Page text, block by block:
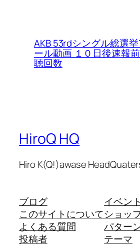
AKB 53rdシングル総選
ール動画 １０日後速報
聴回数
HiroQ HQ
Hiro K(Q!)awase
ブログ
このサイトについて
よくある質問
投稿者
イベント
ショッ
パター
テーマ